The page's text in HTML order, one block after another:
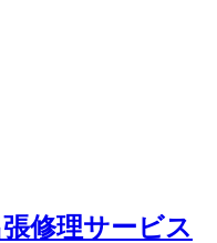
修理サービス